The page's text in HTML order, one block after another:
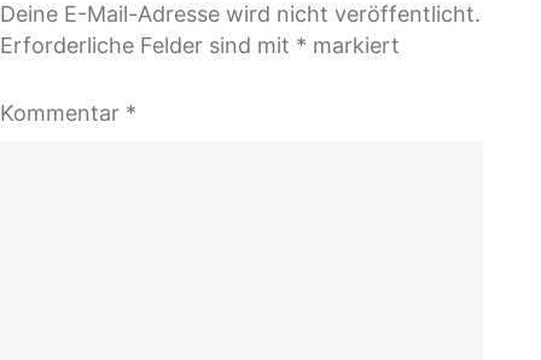
Deine E-Mail-Adresse wird nicht veröffentlicht.
Erforderliche Felder sind mit * markiert
Kommentar *